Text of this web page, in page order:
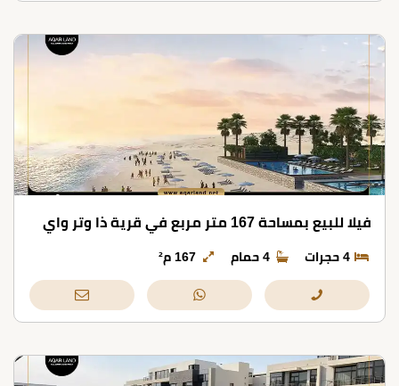
فيلا للبيع بمساحة 167 متر مربع في قرية ذا وتر واي
4 حجرات 4 حمام 167 م²